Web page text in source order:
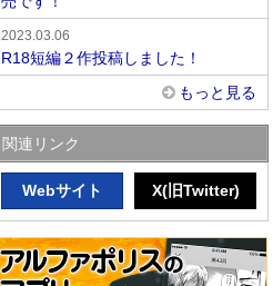
2023.03.06
R18短編２作投稿しました！
もっと見る
関連リンク
Webサイト X(旧Twitter)